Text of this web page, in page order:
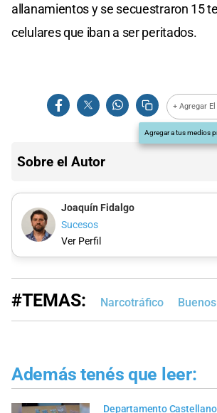
allanamientos y se secuestraron 15
celulares que iban a ser peritados.
+ Agregar
Agregar a tus medios
Sobre el Autor
Joaquín Fidalgo
Sucesos
Ver Perfil
#TEMAS: Narcotráfico
Además tenés que leer:
Departamento